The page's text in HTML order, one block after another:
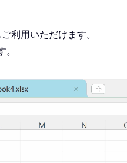
利用いただけます。